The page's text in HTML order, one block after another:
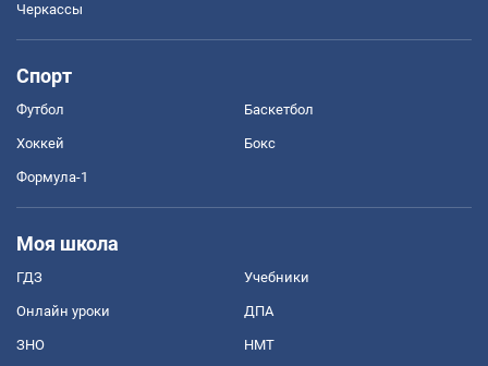
Черкассы
Спорт
Футбол Баскетбол
Хоккей Бокс
Формула-1
Моя школа
ГДЗ Учебники
Онлайн уроки ДПА
ЗНО НМТ